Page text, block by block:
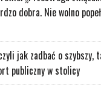
dobra. Nie wolno
jak zadbać o szybszy,
publiczny w stolicy